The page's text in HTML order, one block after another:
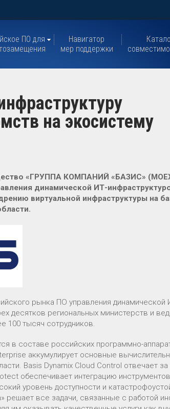
ПО для
Навигатор
мер поддержки
на экосистему
«ГРУППА КОМПАНИЙ «БАЗИС»
динамической ИТ-
виртуальной инфраструктуры на
рынка ПО управления динамической
десятков региональных министерств и
100 тысяч сотрудников.
в составе российских программно-
аккумулирует основные
Basis Dynamix Cloud Control отвечает
обеспечивает интеграцию
уровень доступности и
решает все задачи, связанные с работой